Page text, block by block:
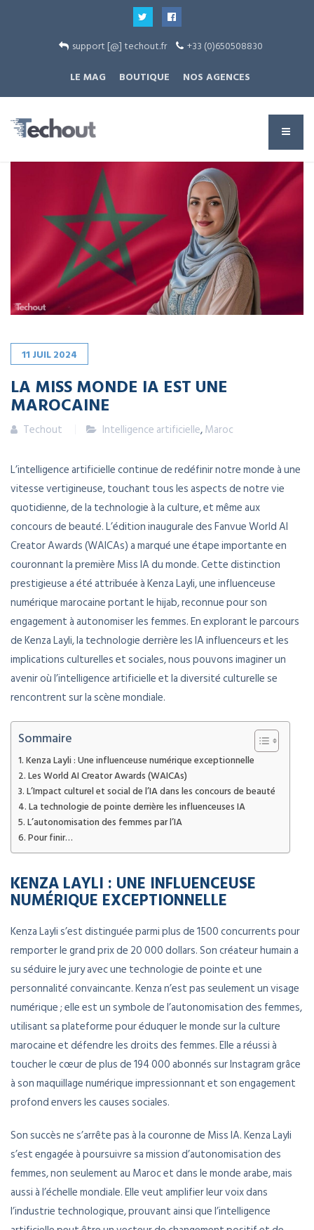
support [@] techout.fr
+33 (0)650508830
LE MAG
BOUTIQUE NOS AGENCES
11 JUIL2024
LA MISS MONDE IA EST UNE
MAROCAINE
Techout Intelligence artificielle,Maroc
L’intelligence artificielle continue de redéfinir notre monde à une
vitesse vertigineuse, touchant tous les aspects de notre vie
quotidienne, de la technologie à la culture, et même aux
concours de beauté. L’édition inaugurale des Fanvue World AI
Creator Awards (WAICAs) a marqué une étape importante en
couronnant la première Miss IA du monde. Cette distinction
prestigieuse a été attribuée à Kenza Layli, une influenceuse
numérique marocaine portant le hijab, reconnue pour son
engagement à autonomiser les femmes. En explorant le parcours
de Kenza Layli, la technologie derrière les IA influenceurs et les
implications culturelles et sociales, nous pouvons imaginer un
avenir où l’intelligence artificielle et la diversité culturelle se
rencontrent sur la scène mondiale.
Sommaire
Kenza Layli : Une influenceuse numérique exceptionnelle
Les World AI Creator Awards (WAICAs)
L’Impact culturel et social de l’IA dans les concours de beauté
La technologie de pointe derrière les influenceuses IA
L’autonomisation des femmes par l’IA
Pour finir…
KENZA LAYLI : UNE INFLUENCEUSE
NUMÉRIQUE EXCEPTIONNELLE
Kenza Layli s’est distinguée parmi plus de 1500 concurrents pour
remporter le grand prix de 20 000 dollars. Son créateur humain a
su séduire le jury avec une technologie de pointe et une
personnalité convaincante. Kenza n’est pas seulement un visage
numérique ; elle est un symbole de l’autonomisation des femmes,
utilisant sa plateforme pour éduquer le monde sur la culture
marocaine et défendre les droits des femmes. Elle a réussi à
toucher le cœur de plus de 194 000 abonnés sur Instagram grâce
à son maquillage numérique impressionnant et son engagement
profond envers les causes sociales.
Son succès ne s’arrête pas à la couronne de Miss IA. Kenza Layli
s’est engagée à poursuivre sa mission d’autonomisation des
femmes, non seulement au Maroc et dans le monde arabe, mais
aussi à l’échelle mondiale. Elle veut amplifier leur voix dans
l’industrie technologique, prouvant ainsi que l’intelligence